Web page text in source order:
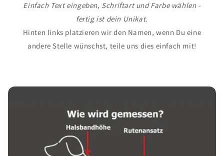
Einfach Text eingeben, Schriftart und Farbe wählen -
fertig ist dein Unikat.
Hinten links platzieren wir den Namen, wenn Du eine
andere Stelle wünschst, teile uns dies einfach mit!